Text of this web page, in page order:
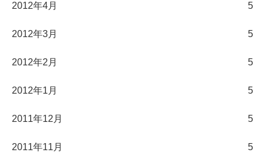
2012年4月 5
2012年3月 5
2012年2月 5
2012年1月 5
2011年12月 5
2011年11月 5